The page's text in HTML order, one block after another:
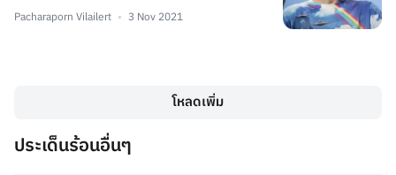
Pacharaporn Vilailert 3 Nov 2021
โหลดเพิ่ม
ประเด็นร้อนอื่นๆ